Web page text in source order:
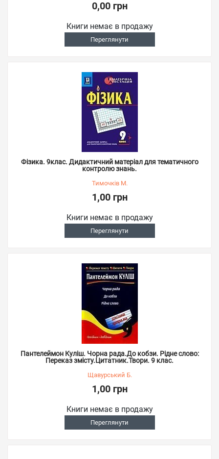
0,00 грн
Книги немає в продажу
Переглянути
Фізика. 9клас. Дидактичний матеріал для тематичного
контролю знань.
Тимочків М.
1,00 грн
Книги немає в продажу
Переглянути
Пантелеймон Куліш. Чорна рада.До кобзи. Рідне слово:
Переказ змісту.Цитатник.Твори. 9 клас.
Щавурський Б.
1,00 грн
Книги немає в продажу
Переглянути